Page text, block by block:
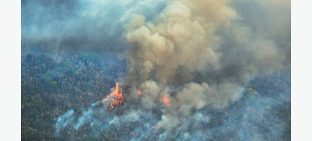
brasil – incendio –
telesur